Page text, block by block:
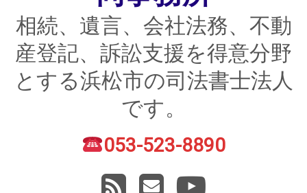
不動産登記
債務整理
住宅ローン返済にお困りの方
賃貸トラブル
相続、遺言、会社法務、不動
産登記、訴訟支援を得意分野
とする浜松市の司法書士法人
です。
電話番号: 053-523-8890
RSSメールアドレス
YouTube